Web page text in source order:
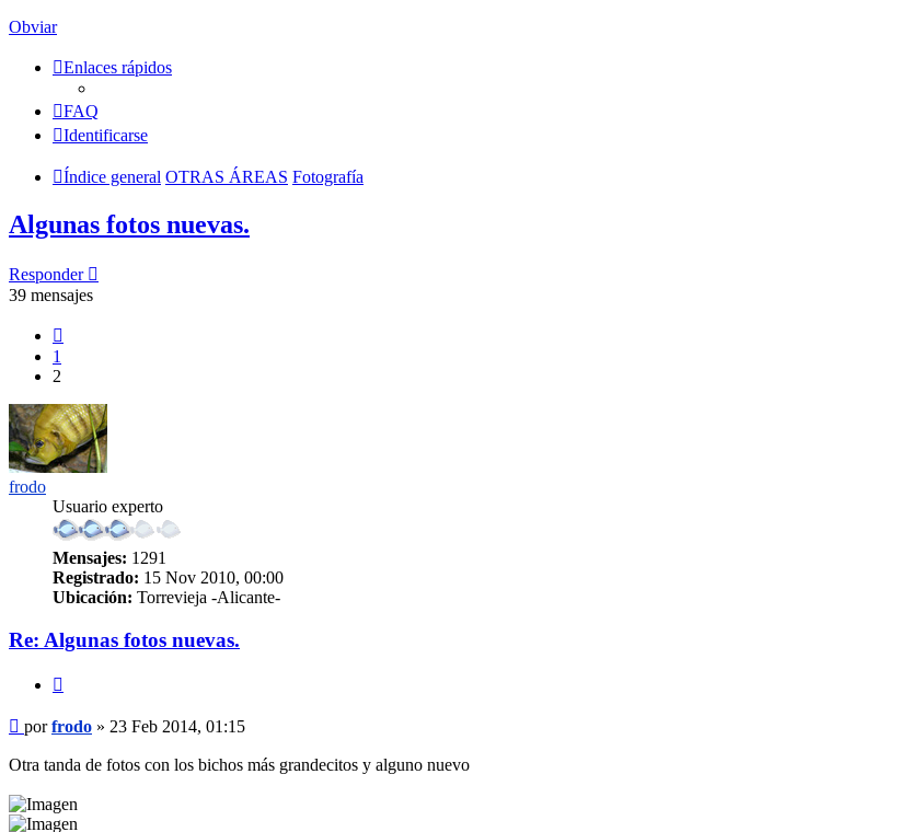
Obviar
Enlaces rápidos
FAQ
Identificarse
Índice general OTRAS ÁREAS Fotografía
Algunas fotos nuevas.
Responder
39 mensajes
1
2
frodo
Usuario experto
Mensajes: 1291
Registrado: 15 Nov 2010, 00:00
Ubicación: Torrevieja -Alicante-
Re: Algunas fotos nuevas.
Mensaje
porfrodo » 23 Feb 2014, 01:15
Otra tanda de fotos con los bichos más grandecitos y alguno nuevo